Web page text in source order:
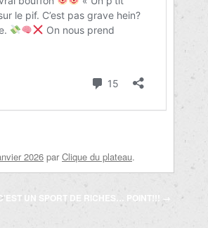
2026 par Clique du plateau.
UN SPORT DE RICHES… POINT!!! →